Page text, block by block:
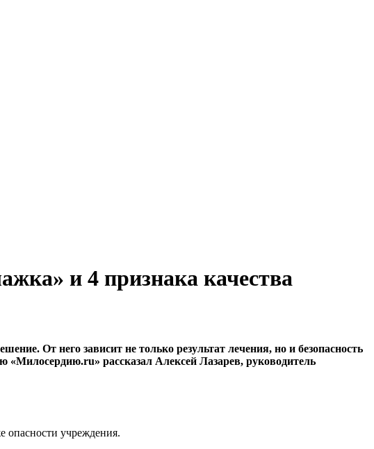
и 4 признака качества
От него зависит не только результат лечения, но и безопасность
«Милосердию.ru» рассказал Алексей Лазарев, руководитель
опасности учреждения.